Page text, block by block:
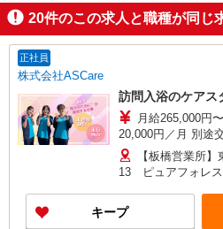
20件のこの求人と職種が同じ
正社員
株式会社ASCare
訪問入浴のケアス
月給265,000円
20,000円／月 別途
月） 別途残業手当
代全額支給
【板橋営業所
13 ピュアフォレス
ン1F東 【在宅介護
領町五丁目4-17 パ
キープ